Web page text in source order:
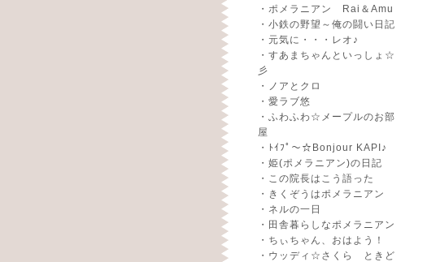
・ ポメラニアン Rai＆Amu
・ 小鉄の野望～俺の闘い日記
・ 元気に・・・レオ♪
・ すあまちゃんといっしょ☆
彡
・ ノアとクロ
・ 愛ラブ悠
・ ふわふわ☆メープルのお部
屋
・
ﾄｲﾌﾟ～☆Bonjour KAPI♪
・ 姫(ポメラニアン)の日記
・ この院長はこう語った
・ きくぞうはポメラニアン
・ ネルの一日
・ 田舎暮らしなポメラニアン
・ ちぃちゃん、おはよう！
・ ウッディ☆さくら ときど